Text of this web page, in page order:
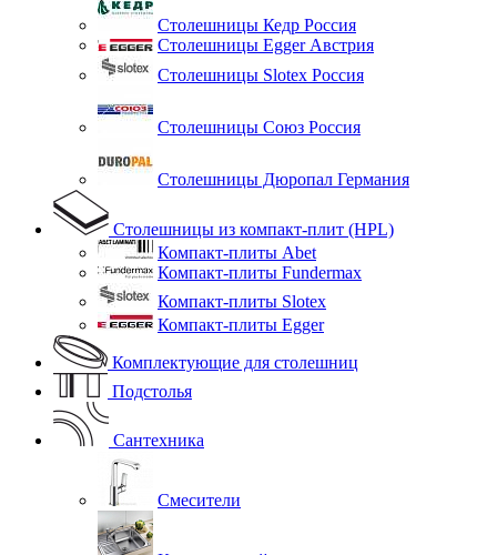
Столешницы Кедр Россия
Столешницы Egger Австрия
Столешницы Slotex Россия
Столешницы Союз Россия
Столешницы Дюропал Германия
Столешницы из компакт-плит (HPL)
Компакт-плиты Abet
Компакт-плиты Fundermax
Компакт-плиты Slotex
Компакт-плиты Egger
Комплектующие для столешниц
Подстолья
Сантехника
Смесители